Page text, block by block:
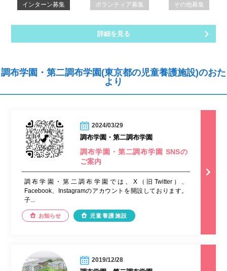
インターン募集
ボランティア募集 その他募集
詳細を見る
調布学園・第二調布学園(東京都の児童養護施設)のおた
より
2024/03/29
調布学園・第二調布学園
調布学園・第二調布学園 SNSの
ご案内
調布学園・第二調布学園では、X（旧Twitter）、
Facebook、Instagramのアカウントを開設しております。
子...
お知らせ 児童養護施設
2019/12/28